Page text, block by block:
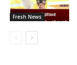
Fresh News